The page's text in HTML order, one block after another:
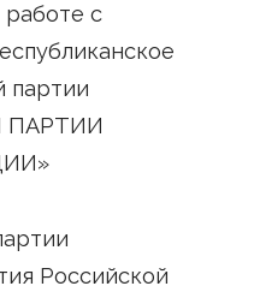
с
партии
ПАРТИИ
Российской